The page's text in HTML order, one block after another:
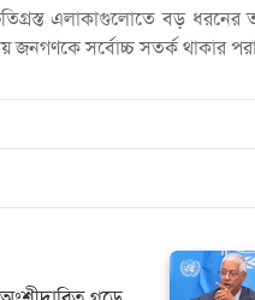
এলাকাগুলোতে বড়
সর্বোচ্চ সতর্ক থাকার